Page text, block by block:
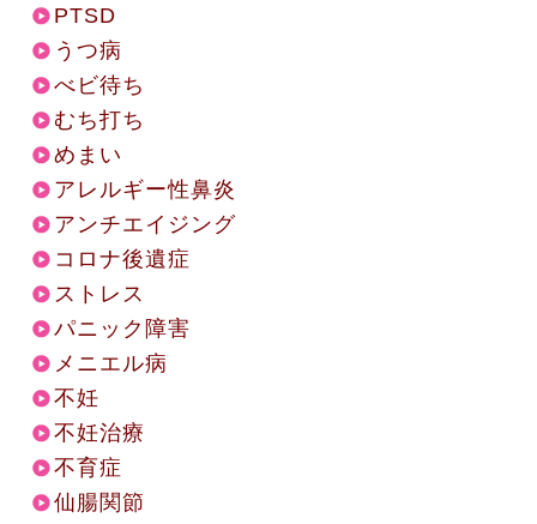
PTSD
うつ病
べビ待ち
むち打ち
めまい
アレルギー性鼻炎
アンチエイジング
コロナ後遺症
ストレス
パニック障害
メニエル病
不妊
不妊治療
不育症
仙腸関節